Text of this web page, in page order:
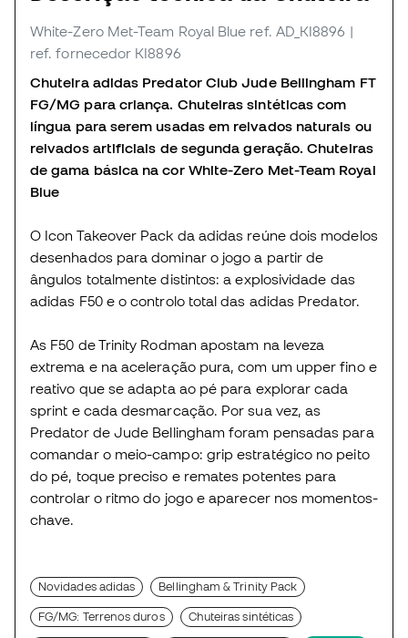
White-Zero Met-Team Royal Blue ref. AD_KI8896 |
ref. fornecedor KI8896
Chuteira adidas Predator Club Jude Bellingham FT
FG/MG para criança. Chuteiras sintéticas com
língua para serem usadas em relvados naturais ou
relvados artificiais de segunda geração. Chuteiras
de gama básica na cor White-Zero Met-Team Royal
Blue
O Icon Takeover Pack da adidas reúne dois modelos
desenhados para dominar o jogo a partir de
ângulos totalmente distintos: a explosividade das
adidas F50 e o controlo total das adidas Predator.
As F50 de Trinity Rodman apostam na leveza
extrema e na aceleração pura, com um upper fino e
reativo que se adapta ao pé para explorar cada
sprint e cada desmarcação. Por sua vez, as
Predator de Jude Bellingham foram pensadas para
comandar o meio-campo: grip estratégico no peito
do pé, toque preciso e remates potentes para
controlar o ritmo do jogo e aparecer nos momentos-
chave.
Novidades adidas Bellingham & Trinity Pack
FG/MG: Terrenos duros Chuteiras sintéticas